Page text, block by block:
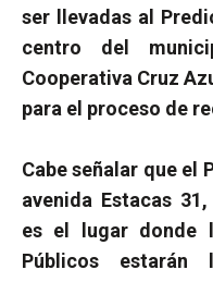
ser llevadas al
centro del
Cooperativa Cruz
para el proceso de
Cabe señalar que el
avenida Estacas
es el lugar donde
Públicos estarán